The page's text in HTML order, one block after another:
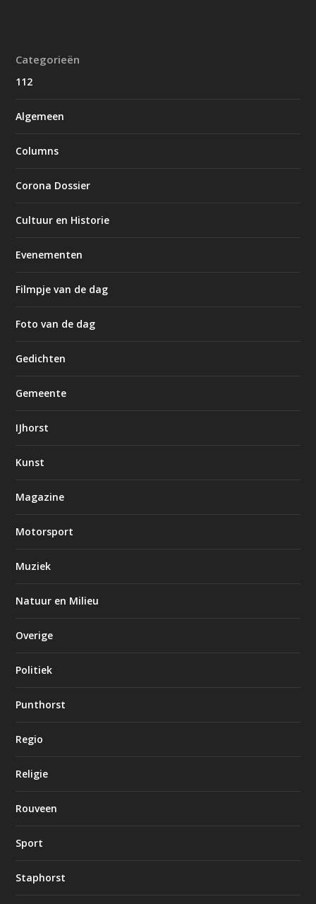
Categorieën
112
Algemeen
Columns
Corona Dossier
Cultuur en Historie
Evenementen
Filmpje van de dag
Foto van de dag
Gedichten
Gemeente
IJhorst
Kunst
Magazine
Motorsport
Muziek
Natuur en Milieu
Overige
Politiek
Punthorst
Regio
Religie
Rouveen
Sport
Staphorst